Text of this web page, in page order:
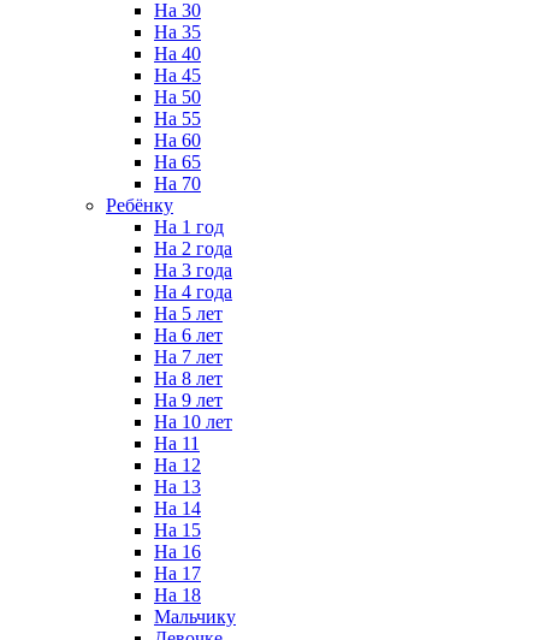
На 30
На 35
На 40
На 45
На 50
На 55
На 60
На 65
На 70
Ребёнку
На 1 год
На 2 года
На 3 года
На 4 года
На 5 лет
На 6 лет
На 7 лет
На 8 лет
На 9 лет
На 10 лет
На 11
На 12
На 13
На 14
На 15
На 16
На 17
На 18
Мальчику